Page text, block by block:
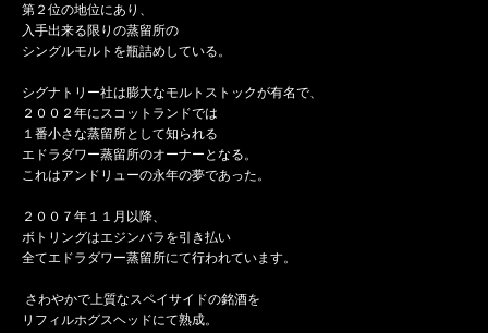
第２位の地位にあり、
入手出来る限りの蒸留所の
シングルモルトを瓶詰めしている。
シグナトリー社は膨大なモルトストックが有名で、
２００２年にスコットランドでは
１番小さな蒸留所として知られる
エドラダワー蒸留所のオーナーとなる。
これはアンドリューの永年の夢であった。
２００７年１１月以降、
ボトリングはエジンバラを引き払い
全てエドラダワー蒸留所にて行われています。
さわやかで上質なスペイサイドの銘酒を
リフィルホグスヘッドにて熟成。